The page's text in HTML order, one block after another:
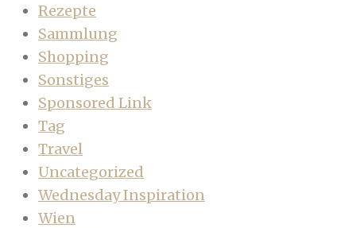
Rezepte
Sammlung
Shopping
Sonstiges
Sponsored Link
Tag
Travel
Uncategorized
Wednesday Inspiration
Wien